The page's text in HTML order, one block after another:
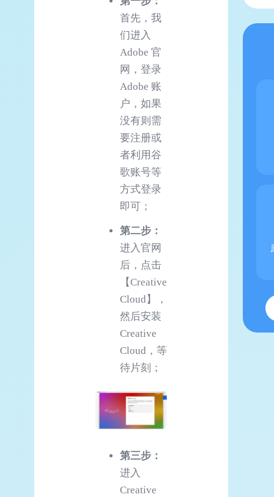
首先，我
们进入
Adobe 官
网，登录
Adobe 账
户，如果
没有则需
要注册或
者利用谷
歌账号等
方式登录
即可；
第二步：
进入官网
后，点击
【Creative
Cloud】，
然后安装
Creative
Cloud，等
待片刻；
第三步：
进入
Creative